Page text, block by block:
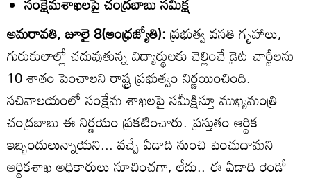
అమరావతి, జూలై 8(ఆంధ్రజ్యోతి):ప్రభుత్వ వసతి గృహాలు,
గురుకులాల్లో చదువుతున్న విద్యార్థులకు చెల్లించే డైట్‌ చార్జీలను
10 శాతం పెంచాలని రాష్ట్ర ప్రభుత్వం నిర్ణయించింది.
సచివాలయంలో సంక్షేమ శాఖలపై సమీక్షిస్తూ ముఖ్యమంత్రి
చంద్రబాబు ఈ నిర్ణయం ప్రకటించారు. ప్రస్తుతం ఆర్థిక
ఇబ్బందులున్నాయని... వచ్చే ఏడాది నుంచి పెంచుదామని
ఆర్థికశాఖ అధికారులు సూచించగా, లేదు.. ఈ ఏడాది రెండో